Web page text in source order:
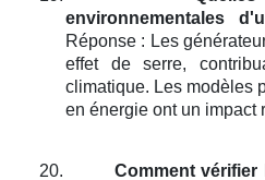
environnementales
Réponse : Les
effet de serre,
climatique. Les modèles
en énergie ont un impact
20.
Comment